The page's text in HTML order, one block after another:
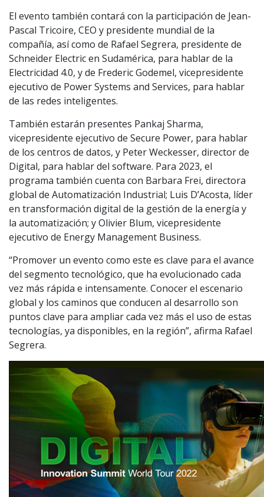
El evento también contará con la participación de Jean-
Pascal Tricoire, CEO y presidente mundial de la
compañía, así como de Rafael Segrera, presidente de
Schneider Electric en Sudamérica, para hablar de la
Electricidad 4.0, y de Frederic Godemel, vicepresidente
ejecutivo de Power Systems and Services, para hablar
de las redes inteligentes.
También estarán presentes Pankaj Sharma,
vicepresidente ejecutivo de Secure Power, para hablar
de los centros de datos, y Peter Weckesser, director de
Digital, para hablar del software. Para 2023, el
programa también cuenta con Barbara Frei, directora
global de Automatización Industrial; Luis D’Acosta, líder
en transformación digital de la gestión de la energía y
la automatización; y Olivier Blum, vicepresidente
ejecutivo de Energy Management Business.
“Promover un evento como este es clave para el avance
del segmento tecnológico, que ha evolucionado cada
vez más rápida e intensamente. Conocer el escenario
global y los caminos que conducen al desarrollo son
puntos clave para ampliar cada vez más el uso de estas
tecnologías, ya disponibles, en la región”, afirma Rafael
Segrera.